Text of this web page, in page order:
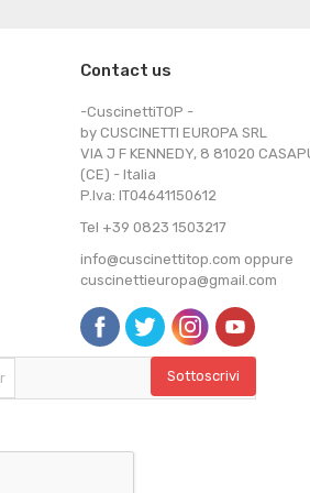
Contact us
-CuscinettiTOP -
by CUSCINETTI EUROPA SRL
VIA J F KENNEDY, 8 81020
(CE) - Italia
P.Iva: IT04641150612
Tel +39 0823 1503217
info@cuscinettitop.com oppure
cuscinettieuropa@gmail.com